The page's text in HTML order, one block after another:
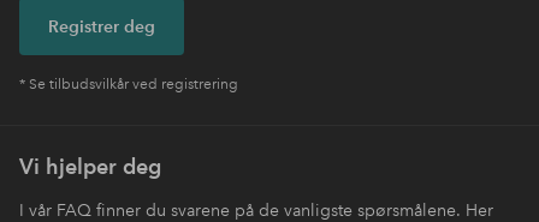
Registrer deg
* Se tilbudsvilkår ved registrering
Vi hjelper deg
I vår FAQ finner du svarene på de vanligste spørsmålene. Her